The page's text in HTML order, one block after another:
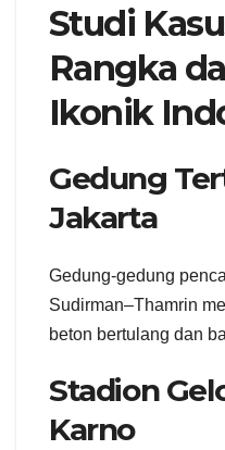
Studi
Rangka
Ikonik
Gedung
Jakarta
Gedung-gedung
Sudirman–Thamrin
beton bertulang dan
Stadion
Karno